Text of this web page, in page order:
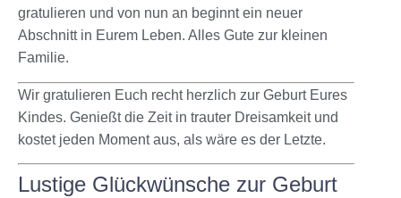
gratulieren und von nun an beginnt ein neuer
Abschnitt in Eurem Leben. Alles Gute zur kleinen
Familie.
Wir gratulieren Euch recht herzlich zur Geburt Eures
Kindes. Genießt die Zeit in trauter Dreisamkeit und
kostet jeden Moment aus, als wäre es der Letzte.
Lustige Glückwünsche zur Geburt